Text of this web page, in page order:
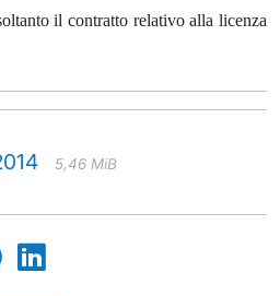
il contratto relativo alla licenza
5,46 MiB